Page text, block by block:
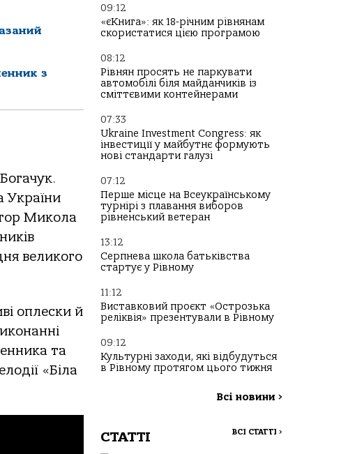
з
України
Микола
великого
оплески й
та
«Біла
09:12
«єКнига»: як 18-річним рівнянам
скористатися цією програмою
08:12
Рівнян просять не паркувати
автомобілі біля майданчиків із
сміттєвими контейнерами
07:33
Ukraine Investment Congress: як
інвестиції у майбутнє формують
нові стандарти галузі
07:12
Перше місце на Всеукраїнському
турнірі з плавання виборов
рівненський ветеран
13:12
Серпнева школа батьківства
стартує у Рівному
11:12
Виставковий проєкт «Острозька
реліквія» презентували в Рівному
09:12
Культурні заходи, які відбудуться
в Рівному протягом цього тижня
Всі новини >
СТАТТІ ВСІ СТАТТІ >